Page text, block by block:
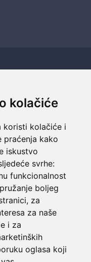
kolačiće
koristi kolačiće i
praćenja kako
iskustvo
svrhe:
funkcionalnost
boljeg
, za
za naše
i za
oglasa koji